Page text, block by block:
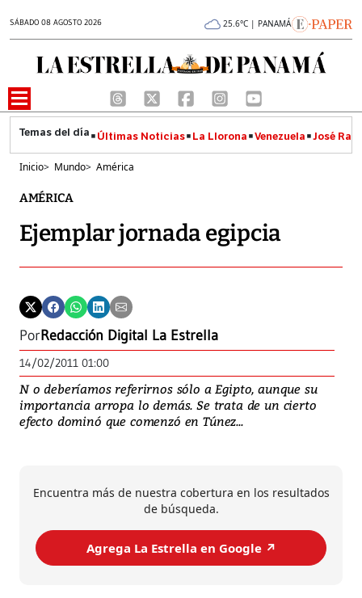
SÁBADO 08 AGOSTO 2026 25.6°C | PANAMÁ
Últimas Noticias La Llorona Venezuela José
Inicio> Mundo> América
AMÉRICA
Ejemplar jornada egipcia
PorRedacción Digital La Estrella
14/02/2011 01:00
N o deberíamos referirnos sólo a Egipto, aunque su
importancia arropa lo demás. Se trata de un cierto
efecto dominó que comenzó en Túnez...
Encuentra más de nuestra cobertura en los resultados
de búsqueda.
Agrega La Estrella en Google ↗️